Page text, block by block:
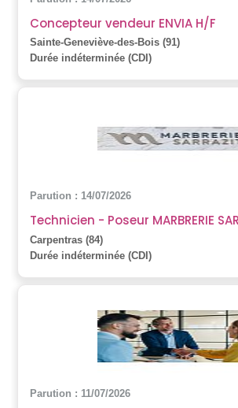
Concepteur vendeur ENVIA H/F
Sainte-Geneviève-des-Bois (91)
Durée indéterminée (CDI)
Parution : 14/07/2026
Technicien - Poseur MARBRERIE
Carpentras (84)
Durée indéterminée (CDI)
Parution : 11/07/2026